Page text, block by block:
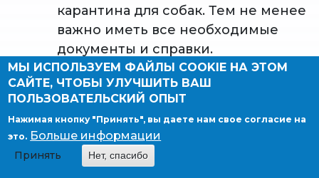
карантина для собак. Тем не менее
важно иметь все необходимые
документы и справки.
Адаптация животного:
Подготовьте питомца к
путешествию, возможно, посетив
ветеринара для получения
рекомендаций по переезду.
МЫ ИСПОЛЬЗУЕМ ФАЙЛЫ COOKIE НА ЭТОМ
САЙТЕ, ЧТОБЫ УЛУЧШИТЬ ВАШ
ПОЛЬЗОВАТЕЛЬСКИЙ ОПЫТ
Нажимая кнопку "Принять", вы даете нам свое согласие на
это. Больше информации
Принять Нет, спасибо